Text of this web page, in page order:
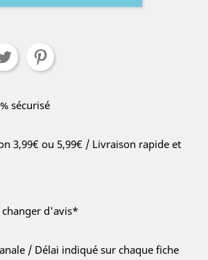
sécurisé
3,99€ ou 5,99€ / Livraison rapide et
d'avis*
/ Délai indiqué sur chaque fiche